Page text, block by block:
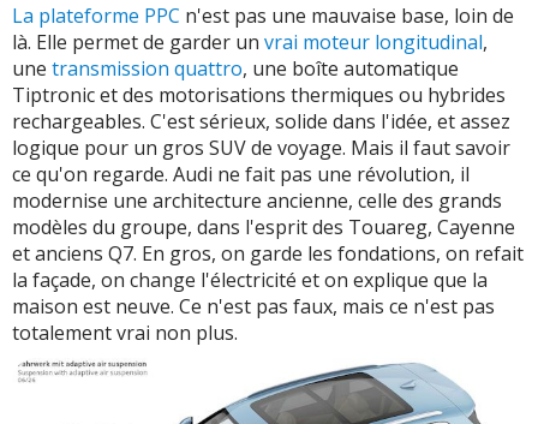
La plateforme PPC n'est pas une mauvaise base, loin de
là. Elle permet de garder un vrai moteur longitudinal,
une transmission quattro, une boîte automatique
Tiptronic et des motorisations thermiques ou hybrides
rechargeables. C'est sérieux, solide dans l'idée, et assez
logique pour un gros SUV de voyage. Mais il faut savoir
ce qu'on regarde. Audi ne fait pas une révolution, il
modernise une architecture ancienne, celle des grands
modèles du groupe, dans l'esprit des Touareg, Cayenne
et anciens Q7. En gros, on garde les fondations, on refait
la façade, on change l'électricité et on explique que la
maison est neuve. Ce n'est pas faux, mais ce n'est pas
totalement vrai non plus.